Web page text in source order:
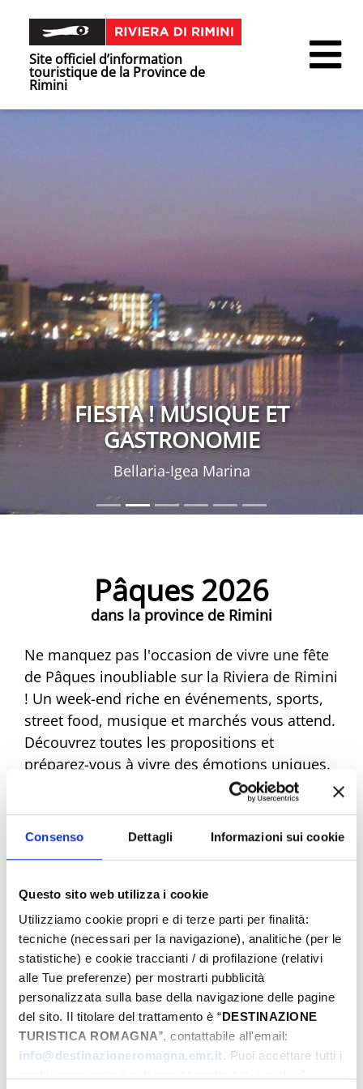
Consenso Dettagli Informazioni sui cookie
Questo sito web utilizza i cookie
Utilizziamo cookie propri e di terze parti per finalità:
tecniche (necessari per la navigazione), analitiche (per le
statistiche) e cookie traccianti / di profilazione (relativi
alle Tue preferenze) per mostrarti pubblicità
personalizzata sulla base della navigazione delle pagine
del sito. Il titolare del trattamento è “DESTINAZIONE
TURISTICA ROMAGNA”, contattabile all'email:
info@destinazioneromagna.emr.it. Puoi accettare tutti i
Site officiel d’information
touristique de la Province de
Rimini
FIESTA ! MUSIQUE ET
GASTRONOMIE
Bellaria-Igea Marina
Pâques 2026
dans la province de Rimini
Ne manquez pas l'occasion de vivre une fête
de Pâques inoubliable sur la Riviera de Rimini
! Un week-end riche en événements, sports,
street food, musique et marchés vous attend.
Découvrez toutes les propositions et
préparez-vous à vivre des émotions uniques.
Réservez dès maintenant votre Pâques de
Du
Au